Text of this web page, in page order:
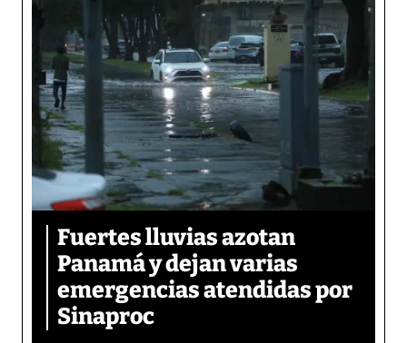
Fuertes lluvias azotan
Panamá y dejan varias
emergencias atendidas por
Sinaproc